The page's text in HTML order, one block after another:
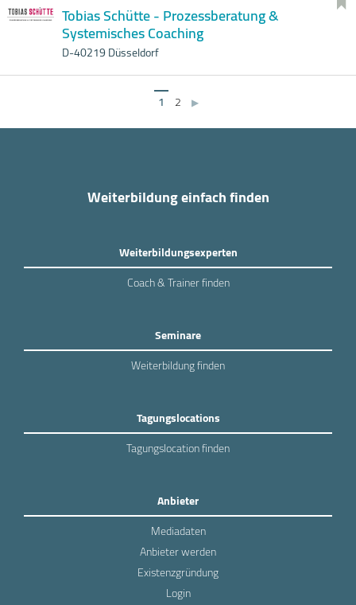
Tobias Schütte - Prozessberatung &
Systemisches Coaching
D-40219 Düsseldorf
1 2 ▶
Weiterbildung einfach finden
Weiterbildungsexperten
Coach & Trainer finden
Seminare
Weiterbildung finden
Tagungslocations
Tagungslocation finden
Anbieter
Mediadaten
Anbieter werden
Existenzgründung
Login